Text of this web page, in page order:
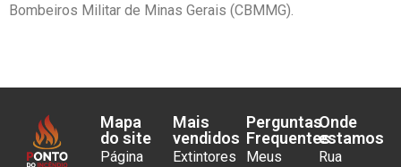
Bombeiros Militar de Minas Gerais (CBMMG).
Mapa
do site
Página
Mais
vendidos
Extintores
Perguntas
Frequentes
Meus
Onde
estamos
Rua